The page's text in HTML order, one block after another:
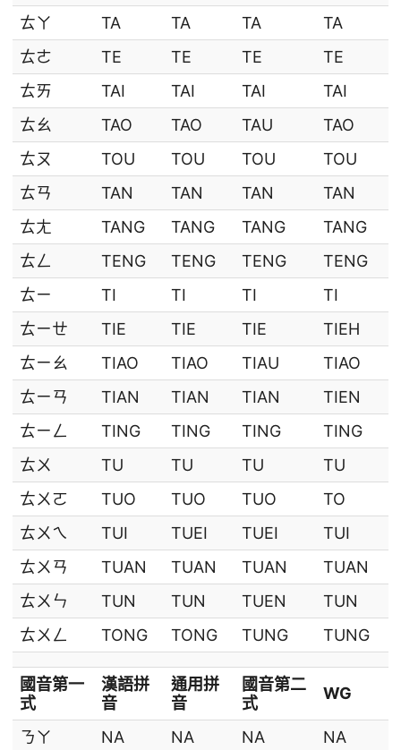
ㄊㄚ TA TA TA
TA
ㄊㄜ
TE TE TE
TE
ㄊㄞ
TAI TAI TAI
TAI
ㄊㄠ
TAO TAO TAU
TAO
ㄊㄡ
TOU TOU TOU
TOU
ㄊㄢ
TAN TAN TAN
TAN
ㄊㄤ
TANG TANG TANG
TANG
ㄊㄥ
TENG TENG TENG
TENG
ㄊㄧ
TI TI TI
TI
ㄊㄧㄝ
TIE TIE TIE
TIEH
ㄊㄧㄠ
TIAO TIAO TIAU
TIAO
ㄊㄧㄢ
TIAN TIAN TIAN
TIEN
ㄊㄧㄥ
TING TING TING
TING
ㄊㄨ
TU TU TU
TU
ㄊㄨㄛ
TUO TUO TUO
TO
ㄊㄨㄟ
TUI TUEI TUEI
TUI
ㄊㄨㄢ
TUAN TUAN TUAN
TUAN
ㄊㄨㄣ
TUN TUN TUEN
TUN
ㄊㄨㄥ
TONG TONG TUNG TUNG
國音第一
式
漢語拼
音
通用拼
音
國音第二
式
WG
ㄋㄚ NA NA NA
NA